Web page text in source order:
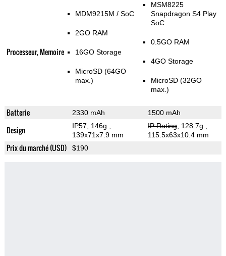
Processeur, Memoire
MDM9215M / SoC
2GO RAM
16GO Storage
MicroSD (64GO
max.)
MSM8225
Snapdragon S4 Play
SoC
0.5GO RAM
4GO Storage
MicroSD (32GO
max.)
Batterie 2330 mAh 1500 mAh
Design IP57, 146g
139x71x7.9 mm
IP Rating, 128.7g
115.5x63x10.4 mm
Prix du marché (USD) $190